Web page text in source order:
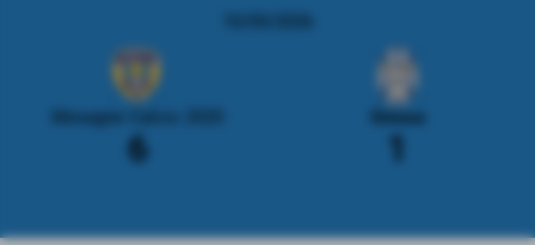
Mesagne Calcio 2020 Ginosa
6 1